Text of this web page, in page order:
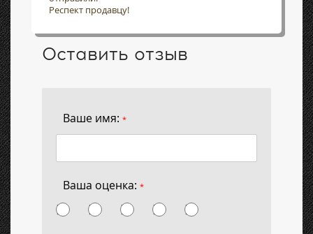
Респект продавцу!
Оставить отзыв
Ваше имя: *
Ваша оценка: *